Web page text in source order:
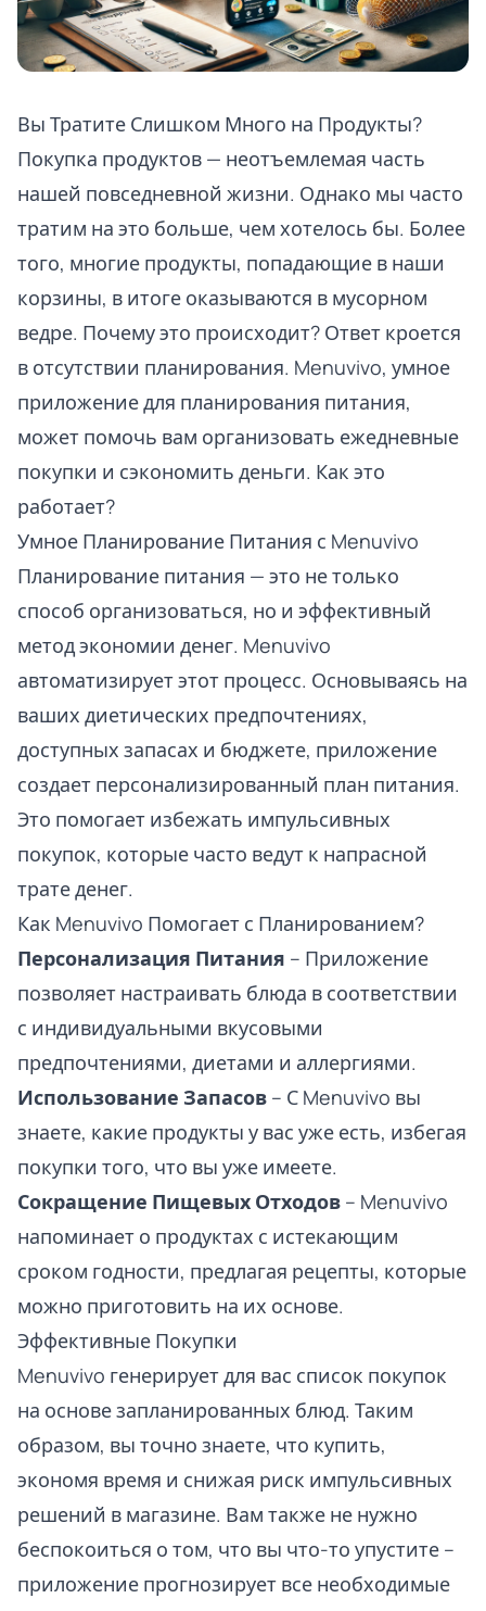
Вы Тратите Слишком Много на Продукты?
Покупка продуктов — неотъемлемая часть
нашей повседневной жизни. Однако мы часто
тратим на это больше, чем хотелось бы. Более
того, многие продукты, попадающие в наши
корзины, в итоге оказываются в мусорном
ведре. Почему это происходит? Ответ кроется
в отсутствии планирования. Menuvivo, умное
приложение для планирования питания,
может помочь вам организовать ежедневные
покупки и сэкономить деньги. Как это
работает?
Умное Планирование Питания с Menuvivo
Планирование питания — это не только
способ организоваться, но и эффективный
метод экономии денег. Menuvivo
автоматизирует этот процесс. Основываясь на
ваших диетических предпочтениях,
доступных запасах и бюджете, приложение
создает персонализированный план питания.
Это помогает избежать импульсивных
покупок, которые часто ведут к напрасной
трате денег.
Как Menuvivo Помогает с Планированием?
Персонализация Питания – Приложение
позволяет настраивать блюда в соответствии
с индивидуальными вкусовыми
предпочтениями, диетами и аллергиями.
Использование Запасов – С Menuvivo вы
знаете, какие продукты у вас уже есть, избегая
покупки того, что вы уже имеете.
Сокращение Пищевых Отходов – Menuvivo
напоминает о продуктах с истекающим
сроком годности, предлагая рецепты, которые
можно приготовить на их основе.
Эффективные Покупки
Menuvivo генерирует для вас список покупок
на основе запланированных блюд. Таким
образом, вы точно знаете, что купить,
экономя время и снижая риск импульсивных
решений в магазине. Вам также не нужно
беспокоиться о том, что вы что-то упустите –
приложение прогнозирует все необходимые